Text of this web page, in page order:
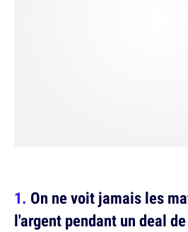
On ne voit jamais les
l'argent pendant un deal